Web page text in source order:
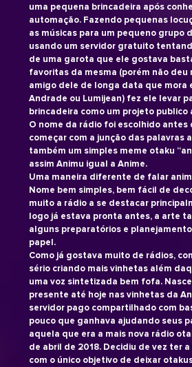
uma pequena brincadeira após
automação. Fazendo pequenas
as músicas para um pequeno grupo
usando um servidor gratuito
de uma garota que ele gostava
favoritas da mesma (porém não deu
amigo dele de longa data que mora
Andrade ou Lumijean) fez ele levar
brincadeira como um projeto publico
O nome da rádio foi escolhido antes
começar com a junção das palavras
também um simples meme otaku
assim Animu igual a Anime.
Uma maneira diferente de falar
Nome bem simples, bem fácil de
muito a rádio a se destacar
logo já estava pronta antes, a arte
alguns preparatórios e
papel.
Como já gostava muito de rádios,
sério criando mais vinhetas além
uma voz sintetizada bem fofa.
presente até hoje nas vinhetas da
servidor pago compartilhado com
pouco que ganhava ajudando seus
aquela que era a mais nova rádio
de abril de 2018. Decidiu de vez ter
com o único objetivo de deixar